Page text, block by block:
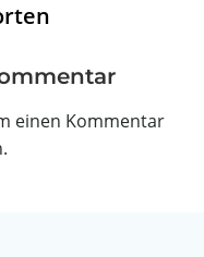
einen Kommentar